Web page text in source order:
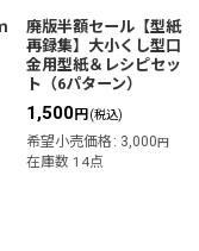
廃版半額セール【型紙
再録集】大小くし型口
金用型紙＆レシピセッ
ト（6パターン）
1,500円 (税込)
希望小売価格 : 3,000円
在庫数 14点